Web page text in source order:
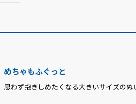
めちゃもふぐっと
思わず抱きしめたくなる大きいサイズのぬ